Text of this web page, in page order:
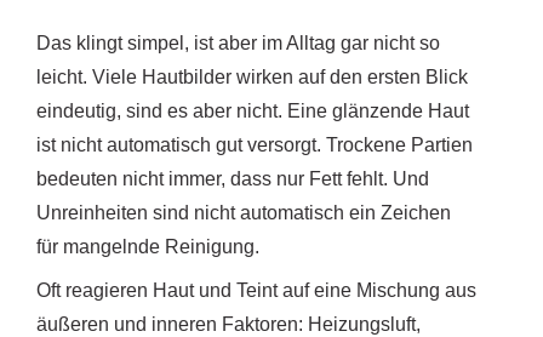
Das klingt simpel, ist aber im Alltag gar nicht so
leicht. Viele Hautbilder wirken auf den ersten Blick
eindeutig, sind es aber nicht. Eine glänzende Haut
ist nicht automatisch gut versorgt. Trockene Partien
bedeuten nicht immer, dass nur Fett fehlt. Und
Unreinheiten sind nicht automatisch ein Zeichen
für mangelnde Reinigung.
Oft reagieren Haut und Teint auf eine Mischung aus
äußeren und inneren Faktoren: Heizungsluft,